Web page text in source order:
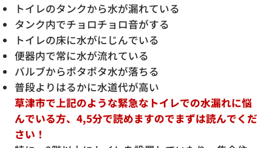
トイレのタンクから水が漏れている
タンク内でチョロチョロ音がする
トイレの床に水がにじんでいる
便器内で常に水が流れている
バルブからポタポタ水が落ちる
普段よりはるかに水道代が高い
草津市で上記のような緊急なトイレでの水漏れに悩
んでいる方、4,5分で読めますのでまずは読んでくだ
さい！